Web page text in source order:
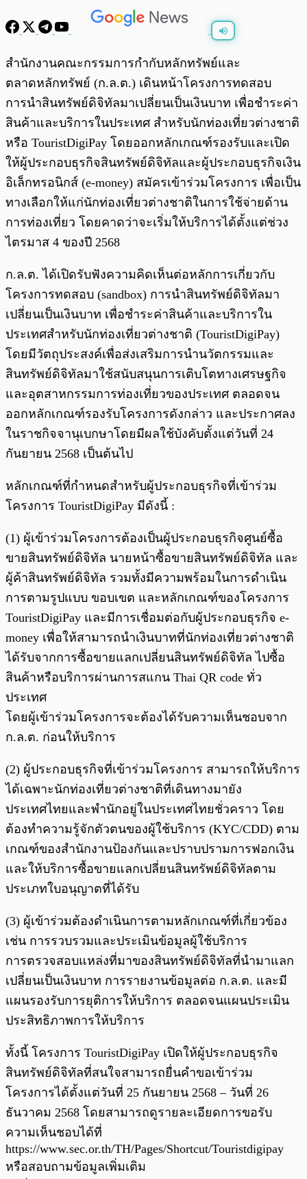
สำนักงานคณะกรรมการกำกับหลักทรัพย์และ
ตลาดหลักทรัพย์ (ก.ล.ต.) เดินหน้าโครงการทดสอบ
การนำสินทรัพย์ดิจิทัลมาเปลี่ยนเป็นเงินบาท เพื่อชำระค่า
สินค้าและบริการในประเทศ สำหรับนักท่องเที่ยวต่างชาติ
หรือ TouristDigiPay โดยออกหลักเกณฑ์รองรับและเปิด
ให้ผู้ประกอบธุรกิจสินทรัพย์ดิจิทัลและผู้ประกอบธุรกิจเงิน
อิเล็กทรอนิกส์ (e-money) สมัครเข้าร่วมโครงการ เพื่อเป็น
ทางเลือกให้แก่นักท่องเที่ยวต่างชาติในการใช้จ่ายด้าน
การท่องเที่ยว โดยคาดว่าจะเริ่มให้บริการได้ตั้งแต่ช่วง
ไตรมาส 4 ของปี 2568
ก.ล.ต. ได้เปิดรับฟังความคิดเห็นต่อหลักการเกี่ยวกับ
โครงการทดสอบ (sandbox) การนำสินทรัพย์ดิจิทัลมา
เปลี่ยนเป็นเงินบาท เพื่อชำระค่าสินค้าและบริการใน
ประเทศสำหรับนักท่องเที่ยวต่างชาติ (TouristDigiPay)
โดยมีวัตถุประสงค์เพื่อส่งเสริมการนำนวัตกรรมและ
สินทรัพย์ดิจิทัลมาใช้สนับสนุนการเติบโตทางเศรษฐกิจ
และอุตสาหกรรมการท่องเที่ยวของประเทศ ตลอดจน
ออกหลักเกณฑ์รองรับโครงการดังกล่าว และประกาศลง
ในราชกิจจานุเบกษาโดยมีผลใช้บังคับตั้งแต่วันที่ 24
กันยายน 2568 เป็นต้นไป
หลักเกณฑ์ที่กำหนดสำหรับผู้ประกอบธุรกิจที่เข้าร่วม
โครงการ TouristDigiPay มีดังนี้ :
(1) ผู้เข้าร่วมโครงการต้องเป็นผู้ประกอบธุรกิจศูนย์ซื้อ
ขายสินทรัพย์ดิจิทัล นายหน้าซื้อขายสินทรัพย์ดิจิทัล และ
ผู้ค้าสินทรัพย์ดิจิทัล รวมทั้งมีความพร้อมในการดำเนิน
การตามรูปแบบ ขอบเขต และหลักเกณฑ์ของโครงการ
TouristDigiPay และมีการเชื่อมต่อกับผู้ประกอบธุรกิจ e-
money เพื่อให้สามารถนำเงินบาทที่นักท่องเที่ยวต่างชาติ
ได้รับจากการซื้อขายแลกเปลี่ยนสินทรัพย์ดิจิทัล ไปซื้อ
สินค้าหรือบริการผ่านการสแกน Thai QR code ทั่ว
ประเทศ
โดยผู้เข้าร่วมโครงการจะต้องได้รับความเห็นชอบจาก
ก.ล.ต. ก่อนให้บริการ
(2) ผู้ประกอบธุรกิจที่เข้าร่วมโครงการ สามารถให้บริการ
ได้เฉพาะนักท่องเที่ยวต่างชาติที่เดินทางมายัง
ประเทศไทยและพำนักอยู่ในประเทศไทยชั่วคราว โดย
ต้องทำความรู้จักตัวตนของผู้ใช้บริการ (KYC/CDD) ตาม
เกณฑ์ของสำนักงานป้องกันและปราบปรามการฟอกเงิน
และให้บริการซื้อขายแลกเปลี่ยนสินทรัพย์ดิจิทัลตาม
ประเภทใบอนุญาตที่ได้รับ
(3) ผู้เข้าร่วมต้องดำเนินการตามหลักเกณฑ์ที่เกี่ยวข้อง
เช่น การรวบรวมและประเมินข้อมูลผู้ใช้บริการ
การตรวจสอบแหล่งที่มาของสินทรัพย์ดิจิทัลที่นำมาแลก
เปลี่ยนเป็นเงินบาท การรายงานข้อมูลต่อ ก.ล.ต. และมี
แผนรองรับการยุติการให้บริการ ตลอดจนแผนประเมิน
ประสิทธิภาพการให้บริการ
ทั้งนี้ โครงการ TouristDigiPay เปิดให้ผู้ประกอบธุรกิจ
สินทรัพย์ดิจิทัลที่สนใจสามารถยื่นคำขอเข้าร่วม
โครงการได้ตั้งแต่วันที่ 25 กันยายน 2568 – วันที่ 26
ธันวาคม 2568 โดยสามารถดูรายละเอียดการขอรับ
ความเห็นชอบได้ที่
https://www.sec.or.th/TH/Pages/Shortcut/Touristdigipay
หรือสอบถามข้อมูลเพิ่มเติม